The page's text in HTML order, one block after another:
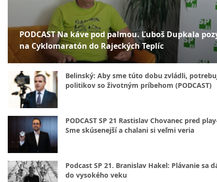
PODCAST Na káve pod palmou. Ľuboš Dupkala
na Cyklomaratón do Rajeckých Teplíc
Belinský: Aby sme túto dobu zvládli,
politikov so životným príbehom (PODCAST)
PODCAST SP 21 Rastislav Chovanec pred
Sme skúsenejší a chalani si veľmi veria
Podcast SP 21. Branislav Hakel: Plávanie sa
do vysokého veku